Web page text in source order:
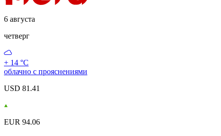
6 августа
четверг
+ 14 °С
облачно с прояснениями
USD 81.41
EUR 94.06